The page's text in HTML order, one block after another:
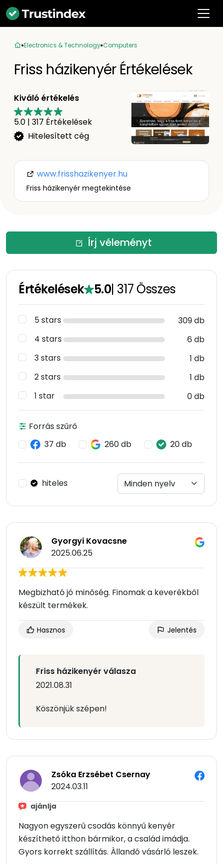
Electronics & Technology Computers
Friss házikenyér Értékelések
Kiváló értékelés
5.0 | 317 Értékelések
Hitelesített cég
www.frisshazikenyer.hu
Friss házikenyér megtekintése
Írj véleményt
Értékelések 5.0| 317 Összes
5 stars
309 db
4 stars
6 db
3 stars
1 db
2 stars
1 db
1 star
0 db
Forrás szűrő
37 db
260 db 20 db
hiteles
Gyorgyi Kovacsne
2025.06.25
Megbizható jó minőség. Finomak a keverékből
készült termékek.
Hasznos Jelentés
Friss házikenyér válasza
2021.08.31
Köszönjük szépen!
Zsóka Erzsébet Csernay
2024.03.11
ajánlja
Nagyon egyszerű csodás könnyű kenyér
készíthető itthon bármikor, a család imádja.
Gyors korrekt szállítás. Àllandó vásárló leszek.